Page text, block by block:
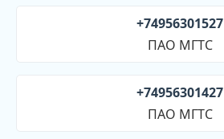
+74956301527
ПАО МГТС
+74956301427
ПАО МГТС